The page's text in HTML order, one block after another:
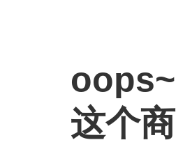
oops~
这个商